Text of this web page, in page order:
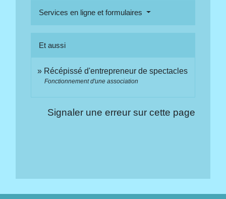
Services en ligne et formulaires
Et aussi
Récépissé d'entrepreneur de spectacles
Fonctionnement d'une association
Signaler une erreur sur cette page